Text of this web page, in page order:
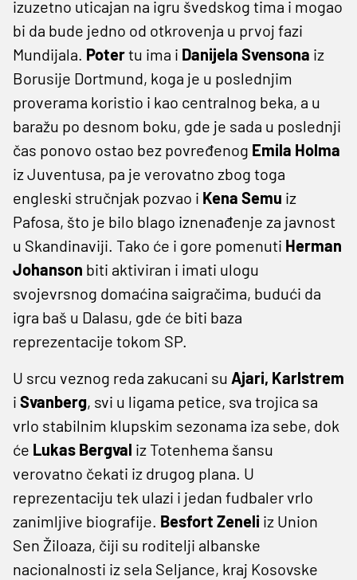
izuzetno uticajan na igru švedskog tima i mogao
bi da bude jedno od otkrovenja u prvoj fazi
Mundijala. Potertu ima i Danijela Svensona iz
Borusije Dortmund, koga je u poslednjim
proverama koristio i kao centralnog beka, a u
baražu po desnom boku, gde je sada u poslednji
čas ponovo ostao bez povređenog Emila Holma
iz Juventusa, pa je verovatno zbog toga
engleski stručnjak pozvao i Kena Semu iz
Pafosa, što je bilo blago iznenađenje za javnost
u Skandinaviji. Tako će i gore pomenuti Herman
Johanson biti aktiviran i imati ulogu
svojevrsnog domaćina saigračima, budući da
igra baš u Dalasu, gde će biti baza
reprezentacije tokom SP.
U srcu veznog reda zakucani su Ajari, Karlstrem
i Svanberg, svi u ligama petice, sva trojica sa
vrlo stabilnim klupskim sezonama iza sebe, dok
će Lukas Bergval iz Totenhema šansu
verovatno čekati iz drugog plana. U
reprezentaciju tek ulazi i jedan fudbaler vrlo
zanimljive biografije. Besfort Zeneli iz Union
Sen Žiloaza, čiji su roditelji albanske
nacionalnosti iz sela Seljance, kraj Kosovske